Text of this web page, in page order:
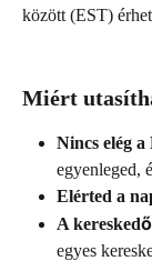
között (EST)
Miért
Nincs elég a
egyenleged,
Elérted a
A
egyes